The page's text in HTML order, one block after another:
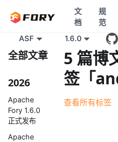
文
档
规
范
ASF
1.6.0
全部文章
2026
Apache
Fory 1.6.0
正式发布
Apache
5 篇博
签「
查看所有标签